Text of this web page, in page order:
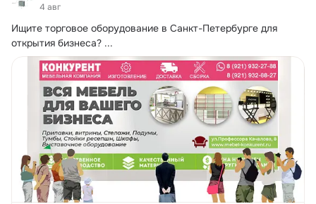
4 авг
Ищите торговое оборудование в Санкт-Петербурге для
открытия бизнеса? ...